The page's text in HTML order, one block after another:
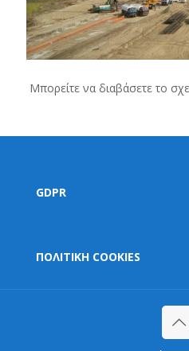
Μπορείτε να διαβάσετε το
GDPR
ΠΟΛΙΤΙΚΗ COOKIES